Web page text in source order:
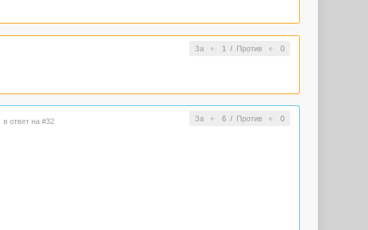
За 1 / Против 0
За 6/ Против 0
в ответ на #32